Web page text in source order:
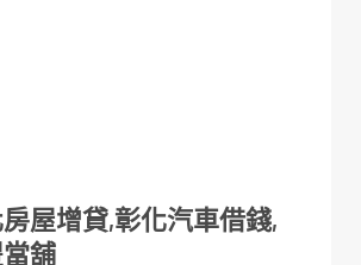
屋增貸,彰化汽車借錢,
舖